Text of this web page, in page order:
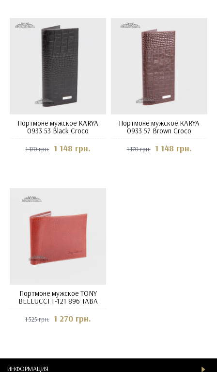
Портмоне мужское KARYA
0933 53 Black Croco
1 170 грн. 1 148 грн.
Портмоне мужское KARYA
0933 57 Brown Croco
1 170 грн. 1 148 грн.
Портмоне мужское TONY
BELLUCCI T-121 896 TABA
1 525 грн. 1 270 грн.
ИНФОРМАЦИЯ